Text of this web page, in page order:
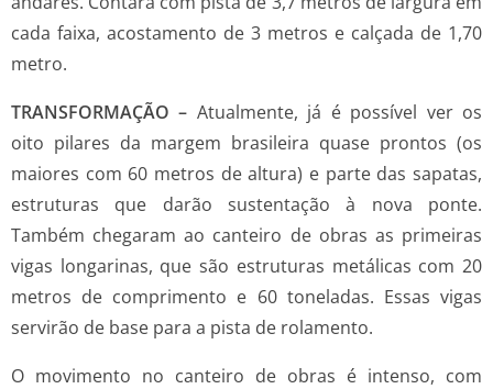
cada faixa, acostamento de 3 metros e calçada de 1,70
metro.
TRANSFORMAÇÃO – Atualmente, já é possível ver os
oito pilares da margem brasileira quase prontos (os
maiores com 60 metros de altura) e parte das sapatas,
estruturas que darão sustentação à nova ponte.
Também chegaram ao canteiro de obras as primeiras
vigas longarinas, que são estruturas metálicas com 20
metros de comprimento e 60 toneladas. Essas vigas
servirão de base para a pista de rolamento.
O movimento no canteiro de obras é intenso, com